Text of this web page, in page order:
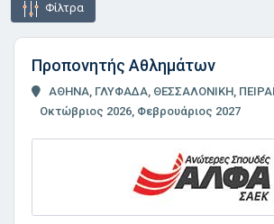
Φίλτρα
Προπονητής Αθλημάτων
ΑΘΗΝΑ, ΓΛΥΦΑΔΑ, ΘΕΣΣΑΛΟΝΙΚΗ,
Οκτώβριος 2026, Φεβρουάριος 2027